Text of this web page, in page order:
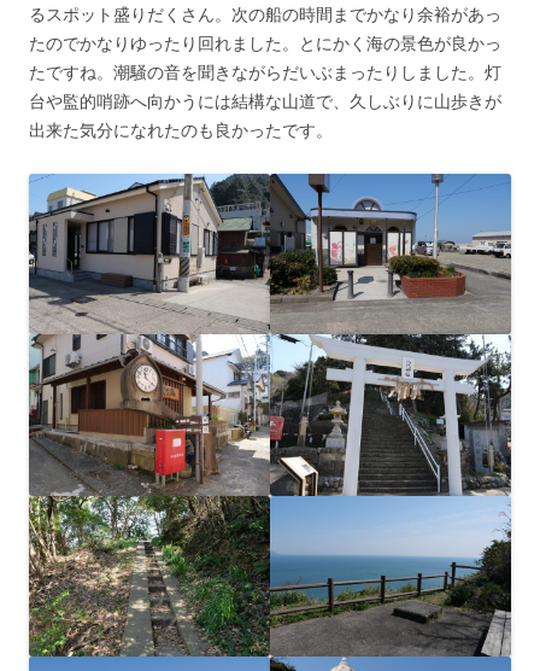
るスポット盛りだくさん。次の船の時間までかなり余裕があっ
たのでかなりゆったり回れました。とにかく海の景色が良かっ
たですね。潮騒の音を聞きながらだいぶまったりしました。灯
台や監的哨跡へ向かうには結構な山道で、久しぶりに山歩きが
出来た気分になれたのも良かったです。